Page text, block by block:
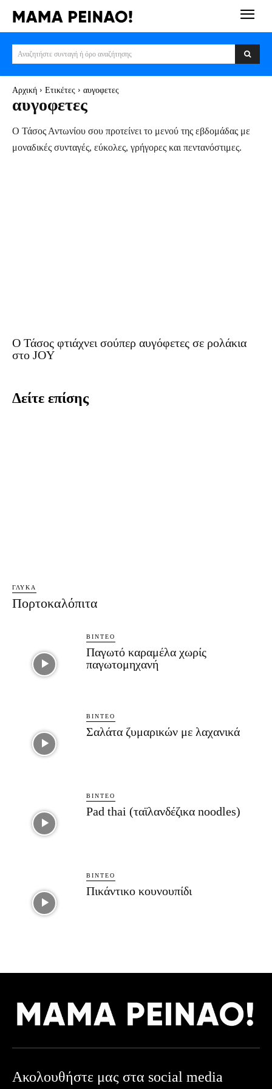
Αναζητήστε συνταγή ή όρο αναζήτησης
Αρχική Ετικέτες αυγοφετες
αυγοφετες
Ο Τάσος Αντωνίου σου προτείνει το μενού της εβδομάδας με
μοναδικές συνταγές, εύκολες, γρήγορες και πεντανόστιμες.
Ο Τάσος φτιάχνει σούπερ αυγόφετες σε ρολάκια
στο JOY
Δείτε επίσης
ΓΛΥΚΆ
Πορτοκαλόπιτα
ΒΊΝΤΕΟ
Παγωτό καραμέλα χωρίς
παγωτομηχανή
ΒΊΝΤΕΟ
Σαλάτα ζυμαρικών με λαχανικά
ΒΊΝΤΕΟ
Pad thai (ταϊλανδέζικα noodles)
ΒΊΝΤΕΟ
Πικάντικο κουνουπίδι
Ακολουθήστε μας στα social media